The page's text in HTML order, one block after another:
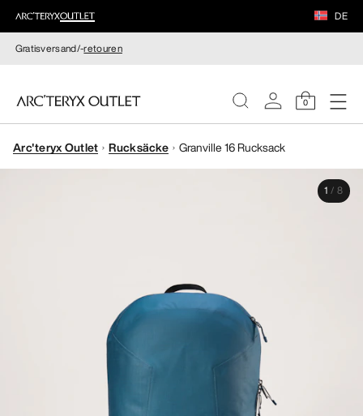
DE
Gratisversand/-retouren
0
DAMEN
Arc'teryx Outlet Rucksäcke Granville 16 Rucksack
1 / 8